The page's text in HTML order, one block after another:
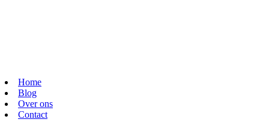
Home
Blog
Over ons
Contact